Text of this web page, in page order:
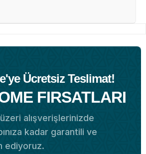
Ücretsiz Teslimat!
FIRSATLARI
alışverişlerinizde
kadar garantili ve
ediyoruz.